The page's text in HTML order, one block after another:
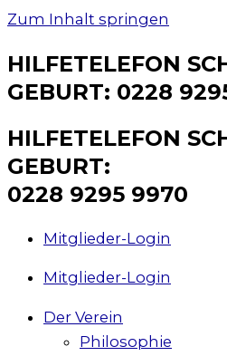
Zum Inhalt springen
HILFETELEFON
GEBURT: 0228
HILFETELEFON
GEBURT:
0228 9295 9970
Mitglieder-Login
Mitglieder-Login
Der Verein
Philosophie